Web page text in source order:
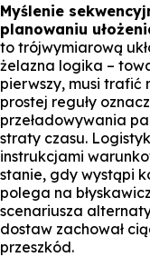
Myślenie
planowaniu
to trójwymiarową
żelazna logika –
pierwszy, musi trafić
prostej reguły
przeładowywania
straty czasu.
instrukcjami
stanie, gdy wystąpi
polega na
scenariusza
dostaw zachował
przeszkód.